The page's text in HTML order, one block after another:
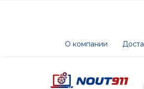
О компании